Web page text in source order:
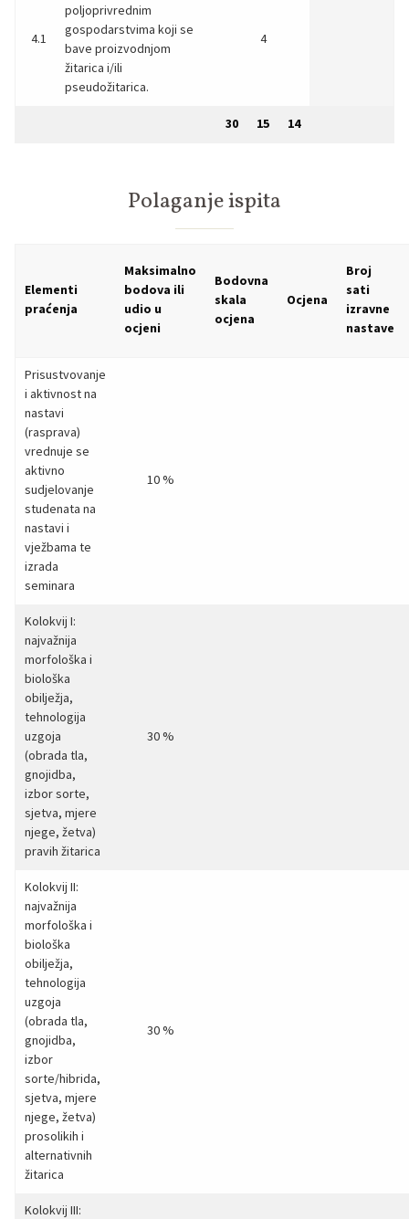
4.1
poljoprivrednim
gospodarstvima koji se
bave proizvodnjom
žitarica i/ili
pseudožitarica.
4
30 15 14
Polaganje ispita
Elementi
praćenja
Maksimalno
bodova ili
udio u
ocjeni
Bodovna
skala
ocjena
Ocjena
Broj
sati
izravne
nastave
Prisustvovanje
i aktivnost na
nastavi
(rasprava)
vrednuje se
aktivno
sudjelovanje
studenata na
nastavi i
vježbama te
izrada
seminara
10 %
Kolokvij I:
najvažnija
morfološka i
biološka
obilježja,
tehnologija
uzgoja
(obrada tla,
gnojidba,
izbor sorte,
sjetva, mjere
njege, žetva)
pravih žitarica
30 %
Kolokvij II:
najvažnija
morfološka i
biološka
obilježja,
tehnologija
uzgoja
(obrada tla,
gnojidba,
izbor
sorte/hibrida,
sjetva, mjere
njege, žetva)
prosolikih i
alternativnih
žitarica
30 %
Kolokvij III: